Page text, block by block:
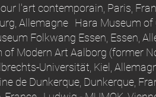
l'art contemporain, Paris,
Allemagne Hara Museum
Folkwang Essen, Essen,
of Modern Art Aalborg (former
Universität, Kiel,
de Dunkerque, Dunkerque,